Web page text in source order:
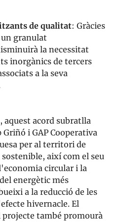
de qualitat: Gràcies
granulat
la necessitat
inorgànics de tercers
a la seva
aquest acord subratlla
i GAP Cooperativa
per al territori de
així com el seu
circular i la
energètic més
a la reducció de les
hivernacle. El
també promourà